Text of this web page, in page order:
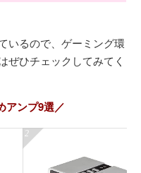
いるので、ゲーミング環
ぜひチェックしてみてく
アンプ9選／